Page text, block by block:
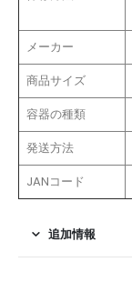
メーカー
商品サイズ
容器の種類
発送方法
JANコード
追加情報